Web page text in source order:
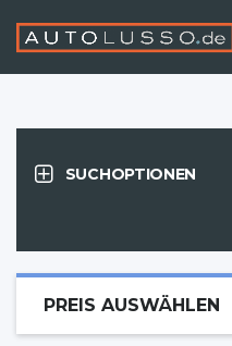
SUCHOPTIONEN
PREIS AUSWÄHLEN